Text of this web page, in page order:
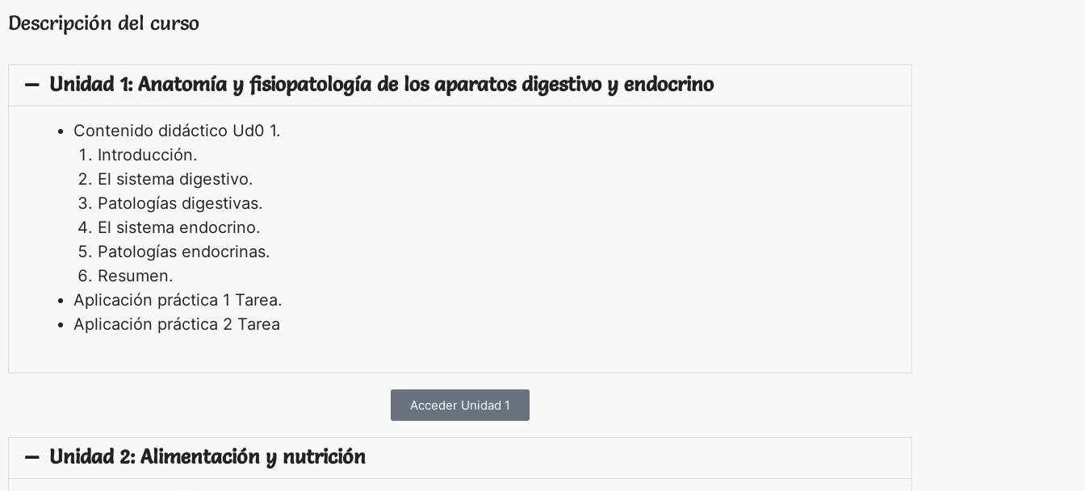
Descripción del curso
Unidad 1: Anatomía y fisiopatología de los aparatos digestivo y endocrino
Contenido didáctico Ud0 1.
Introducción.
El sistema digestivo.
Patologías digestivas.
El sistema endocrino.
Patologías endocrinas.
Resumen.
Aplicación práctica 1 Tarea.
Aplicación práctica 2 Tarea
Acceder Unidad 1
Unidad 2: Alimentación y nutrición